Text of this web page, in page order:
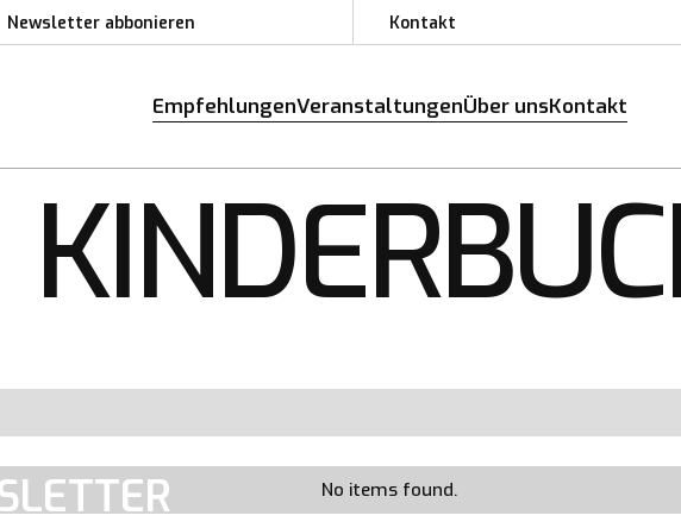
Newsletter abbonieren
Newsletter abbonieren
Kontakt
Kontakt
EmpfehlungenVeranstaltungenÜber unsKontakt
No items found.